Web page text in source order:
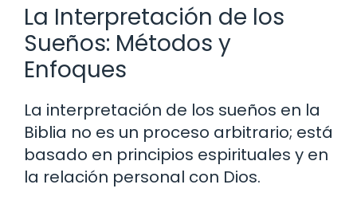
La Interpretación de los
Sueños: Métodos y
Enfoques
La interpretación de los sueños en la
Biblia no es un proceso arbitrario; está
basado en principios espirituales y en
la relación personal con Dios.